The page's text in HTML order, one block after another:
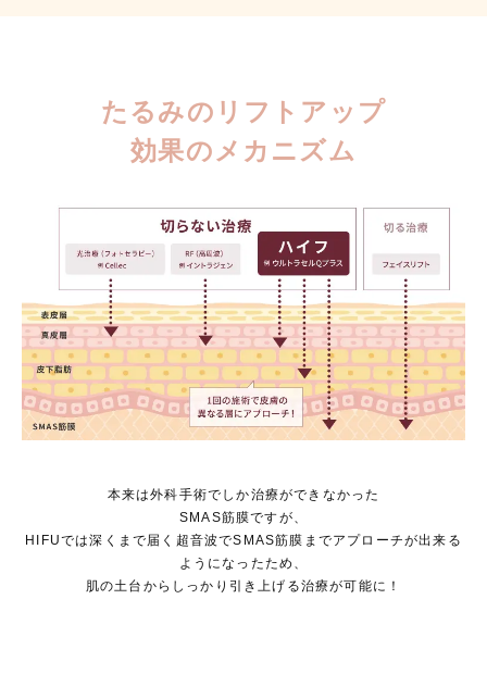
たるみのリフトアップ
効果のメカニズム
本来は外科手術でしか治療ができなかった
SMAS筋膜ですが、
HIFUでは深くまで届く超音波でSMAS筋膜までアプローチが出来る
ようになったため、
肌の土台からしっかり引き上げる治療が可能に！